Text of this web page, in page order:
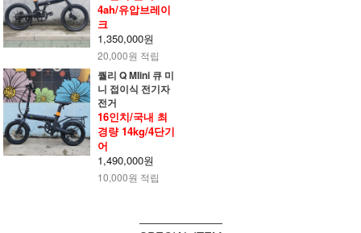
4ah/유압브레이
크
1,350,000원
20,000원 적립
퀄리 Q MIini 큐 미
니 접이식 전기자
전거
16인치/국내 최
경량 14kg/4단기
어
1,490,000원
10,000원 적립